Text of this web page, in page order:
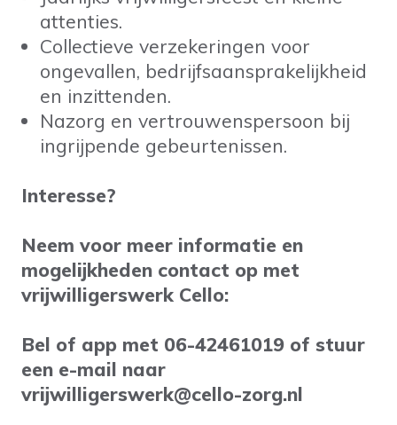
attenties.
Collectieve verzekeringen voor
ongevallen, bedrijfsaansprakelijkheid
en inzittenden.
Nazorg en vertrouwenspersoon bij
ingrijpende gebeurtenissen.
Interesse?
Neem voor meer informatie en
mogelijkheden contact op met
vrijwilligerswerk Cello:
Bel of app met 06-42461019 of stuur
een e-mail naar
vrijwilligerswerk@cello-zorg.nl